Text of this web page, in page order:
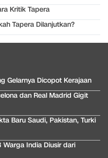
Kritik Tapera
Tapera Dilanjutkan?
Gelarnya Dicopot Kerajaan
dan Real Madrid Gigit
Baru Saudi, Pakistan, Turki
India Diusir dari